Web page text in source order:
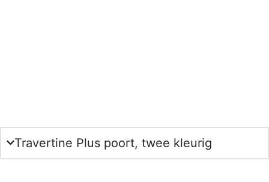
Travertine Plus poort, twee kleurig